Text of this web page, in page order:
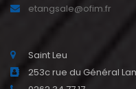
etangsale@ofim.fr
Saint Leu
253c rue du Général